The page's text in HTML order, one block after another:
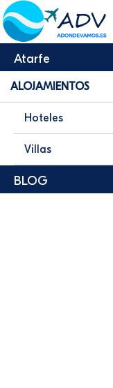
Atarfe
ALOJAMIENTOS
Hoteles
Villas
BLOG